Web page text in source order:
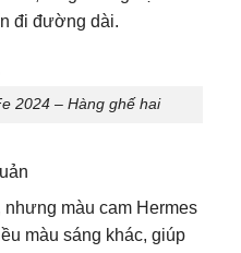
đi đường dài.
2024 – Hàng ghế hai
nhưng màu cam Hermes
màu sáng khác, giúp